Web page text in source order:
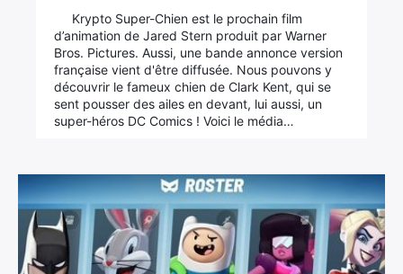
Krypto Super-Chien est le prochain film
d’animation de Jared Stern produit par Warner
Bros. Pictures. Aussi, une bande annonce version
française vient d'être diffusée. Nous pouvons y
découvrir le fameux chien de Clark Kent, qui se
sent pousser des ailes en devant, lui aussi, un
super-héros DC Comics ! Voici le média…